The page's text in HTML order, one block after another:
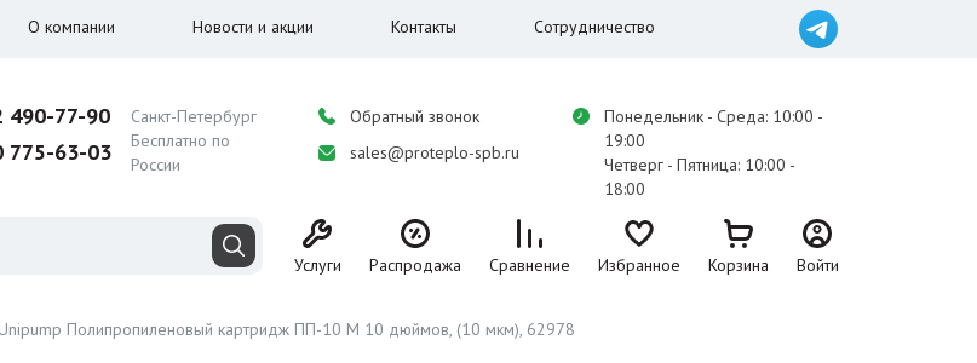
О компании Новости и акции Контакты Сотрудничество
490-77-90 Санкт-Петербург
775-63-03
Бесплатно по
России
Обратный звонок
sales@proteplo-spb.ru
Понедельник - Среда: 10:00 -
19:00
Четверг - Пятница: 10:00 -
18:00
Услуги Распродажа Сравнение Избранное Корзина Войти
Unipump Полипропиленовый картридж ПП-10 М 10 дюймов, (10 мкм), 62978